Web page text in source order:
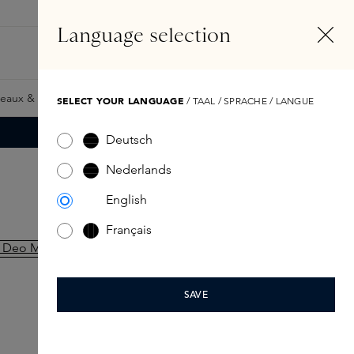
& Giftcards Samples Skins Exclusives Skins
Haze Body Deo Mist
Language selection
SELECT YOUR LANGUAGE / TAAL / SPRACHE / LANGUE
Deutsch
Nederlands
English
Français
SAVE